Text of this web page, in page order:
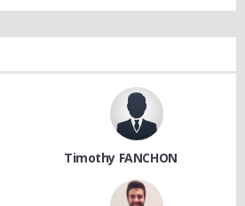
Timothy FANCHON